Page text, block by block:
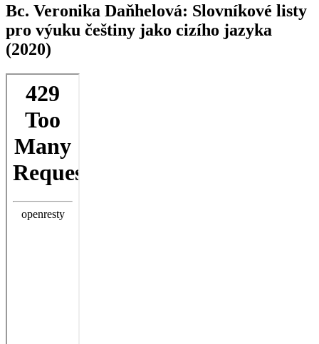
Bc. Veronika Daňhelová: Slovníkové listy
pro výuku češtiny jako cizího jazyka
(2020)
Skip
content